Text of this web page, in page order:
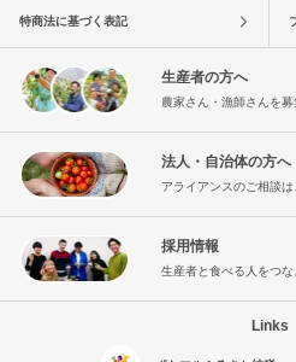
特商法に基づく表記
生産者の方へ
農家さん・漁師さんを
法人・自治体の方へ
アライアンスのご相談
採用情報
生産者と食べる人をつな
Links